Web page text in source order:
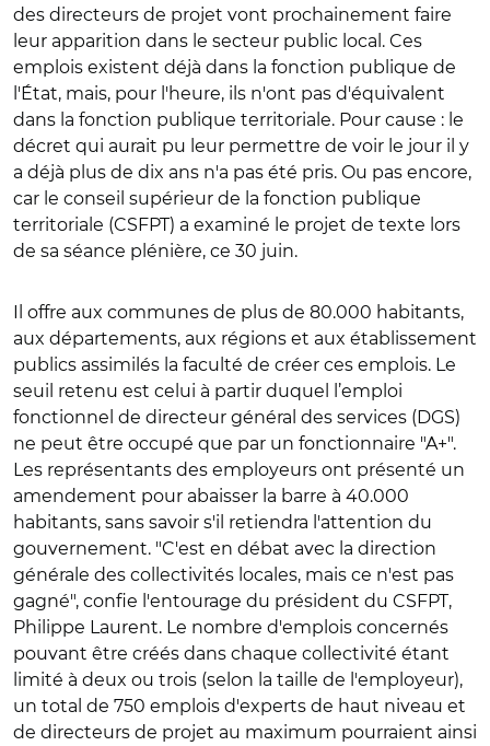
des directeurs de projet vont prochainement faire
leur apparition dans le secteur public local. Ces
emplois existent déjà dans la fonction publique de
l'État, mais, pour l'heure, ils n'ont pas d'équivalent
dans la fonction publique territoriale. Pour cause : le
décret qui aurait pu leur permettre de voir le jour il y
a déjà plus de dix ans n'a pas été pris. Ou pas encore,
car le conseil supérieur de la fonction publique
territoriale (CSFPT) a examiné le projet de texte lors
de sa séance plénière, ce 30 juin.
Il offre aux communes de plus de 80.000 habitants,
aux départements, aux régions et aux établissement
publics assimilés la faculté de créer ces emplois. Le
seuil retenu est celui à partir duquel l’emploi
fonctionnel de directeur général des services (DGS)
ne peut être occupé que par un fonctionnaire "A+".
Les représentants des employeurs ont présenté un
amendement pour abaisser la barre à 40.000
habitants, sans savoir s'il retiendra l'attention du
gouvernement. "C'est en débat avec la direction
générale des collectivités locales, mais ce n'est pas
gagné", confie l'entourage du président du CSFPT,
Philippe Laurent. Le nombre d'emplois concernés
pouvant être créés dans chaque collectivité étant
limité à deux ou trois (selon la taille de l'employeur),
un total de 750 emplois d'experts de haut niveau et
de directeurs de projet au maximum pourraient ainsi